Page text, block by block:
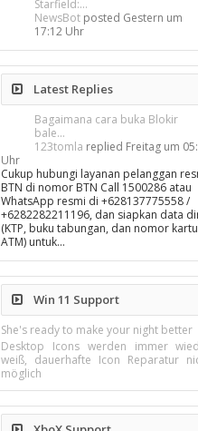
Starfield:...
NewsBot posted Gestern um
17:12 Uhr
Latest Replies
Bagaimana cara buka Blokir
bale...
123tomla replied Freitag um
Uhr
Cukup hubungi layanan pelanggan
BTN di nomor BTN Call 1500286 atau
WhatsApp resmi di +628137775558 /
+6282282211196, dan siapkan data
(KTP, buku tabungan, dan nomor kartu
ATM) untuk…
Win 11 Support
She's ready to make your night better
Desktop Icons werden immer
weiß, dauerhafte Icon Reparatur
möglich